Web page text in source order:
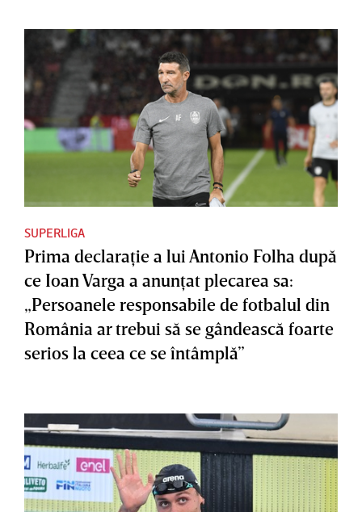
SUPERLIGA
Prima declaraţie a lui Antonio Folha după
ce Ioan Varga a anunţat plecarea sa:
„Persoanele responsabile de fotbalul din
România ar trebui să se gândească foarte
serios la ceea ce se întâmplă”